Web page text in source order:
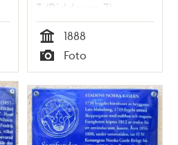
3 (Riddaren 3)
Tid
1888
Typ
Foto